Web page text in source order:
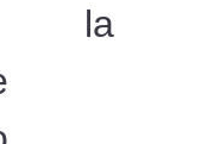
la